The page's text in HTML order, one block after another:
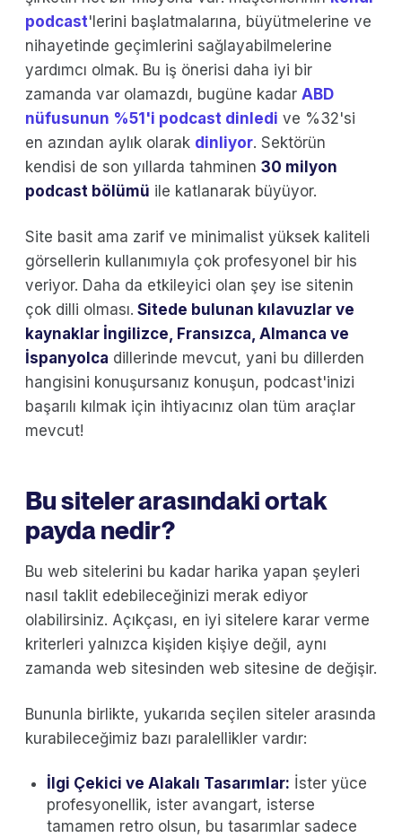
podcast'lerini başlatmalarına, büyütmelerine ve
nihayetinde geçimlerini sağlayabilmelerine
yardımcı olmak. Bu iş önerisi daha iyi bir
zamanda var olamazdı, bugüne kadar ABD
nüfusunun %51'i podcast dinledi ve %32'si
en azından aylık olarak dinliyor. Sektörün
kendisi de son yıllarda tahminen 30 milyon
podcast bölümü ile katlanarak büyüyor.
Site basit ama zarif ve minimalist yüksek kaliteli
görsellerin kullanımıyla çok profesyonel bir his
veriyor. Daha da etkileyici olan şey ise sitenin
çok dilli olması. Sitede bulunan kılavuzlar ve
kaynaklar İngilizce, Fransızca, Almanca ve
İspanyolca dillerinde mevcut, yani bu dillerden
hangisini konuşursanız konuşun, podcast'inizi
başarılı kılmak için ihtiyacınız olan tüm araçlar
mevcut!
Bu siteler arasındaki ortak
payda nedir?
Bu web sitelerini bu kadar harika yapan şeyleri
nasıl taklit edebileceğinizi merak ediyor
olabilirsiniz. Açıkçası, en iyi sitelere karar verme
kriterleri yalnızca kişiden kişiye değil, aynı
zamanda web sitesinden web sitesine de değişir.
Bununla birlikte, yukarıda seçilen siteler arasında
kurabileceğimiz bazı paralellikler vardır:
İlgi Çekici ve Alakalı Tasarımlar: İster yüce
profesyonellik, ister avangart, isterse
tamamen retro olsun, bu tasarımlar sadece